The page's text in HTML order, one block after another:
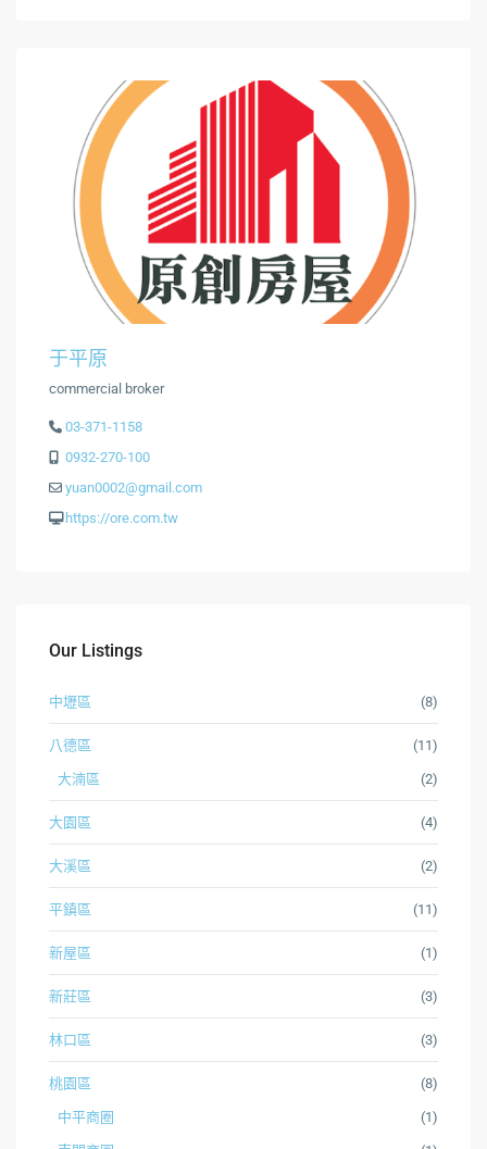
于平原
commercial broker
03-371-1158
0932-270-100
yuan0002@gmail.com
https://ore.com.tw
Our Listings
中壢區 (8)
八德區 (11)
大湳區 (2)
大園區 (4)
大溪區 (2)
平鎮區 (11)
新屋區 (1)
新莊區 (3)
林口區 (3)
桃園區 (8)
中平商圈 (1)